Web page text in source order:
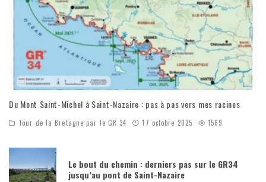
Du Mont Saint-Michel à Saint-Nazaire : pas à pas vers mes racines
Tour de la Bretagne par le GR 34 17 octobre 2025 1589
Le bout du chemin : derniers pas sur le GR34
jusqu’au pont de Saint-Nazaire